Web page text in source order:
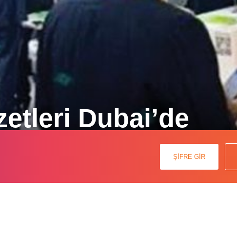
Dubai’de
Dubai Fuarı, markalaşmanın ve küresel bilinirliğin
ŞİFRE GİR